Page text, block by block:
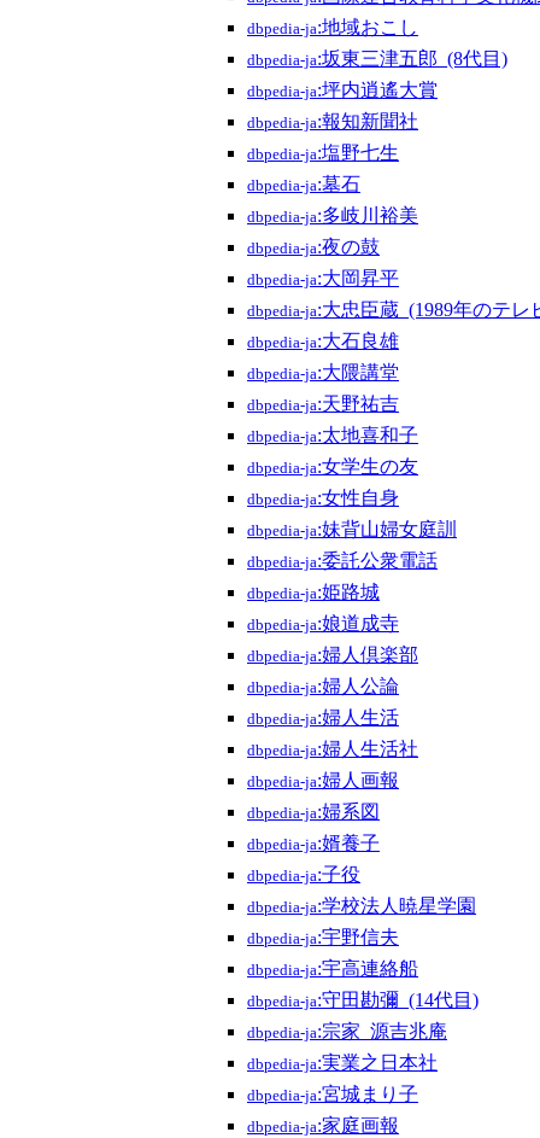
dbpedia-ja:地域おこし
dbpedia-ja:坂東三津五郎_(8代目)
dbpedia-ja:坪内逍遙大賞
dbpedia-ja:報知新聞社
dbpedia-ja:塩野七生
dbpedia-ja:墓石
dbpedia-ja:多岐川裕美
dbpedia-ja:夜の鼓
dbpedia-ja:大岡昇平
dbpedia-ja:大忠臣蔵_(1989年のテレ
dbpedia-ja:大石良雄
dbpedia-ja:大隈講堂
dbpedia-ja:天野祐吉
dbpedia-ja:太地喜和子
dbpedia-ja:女学生の友
dbpedia-ja:女性自身
dbpedia-ja:妹背山婦女庭訓
dbpedia-ja:委託公衆電話
dbpedia-ja:姫路城
dbpedia-ja:娘道成寺
dbpedia-ja:婦人倶楽部
dbpedia-ja:婦人公論
dbpedia-ja:婦人生活
dbpedia-ja:婦人生活社
dbpedia-ja:婦人画報
dbpedia-ja:婦系図
dbpedia-ja:婿養子
dbpedia-ja:子役
dbpedia-ja:学校法人暁星学園
dbpedia-ja:宇野信夫
dbpedia-ja:宇高連絡船
dbpedia-ja:守田勘彌_(14代目)
dbpedia-ja:宗家_源吉兆庵
dbpedia-ja:実業之日本社
dbpedia-ja:宮城まり子
dbpedia-ja:家庭画報